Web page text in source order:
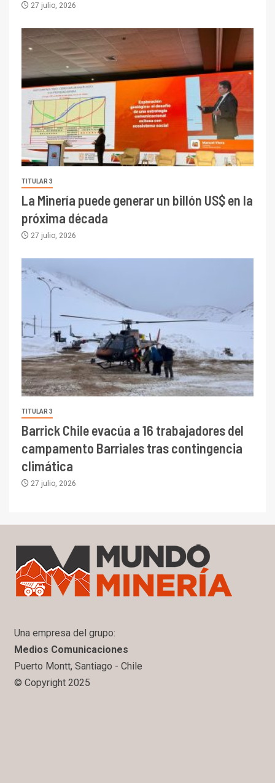
27 julio, 2026
TITULAR 3
La Minería puede generar un billón US$ en la
próxima década
27 julio, 2026
TITULAR 3
Barrick Chile evacúa a 16 trabajadores del
campamento Barriales tras contingencia
climática
27 julio, 2026
Una empresa del grupo:
Medios Comunicaciones
Puerto Montt, Santiago - Chile
© Copyright 2025